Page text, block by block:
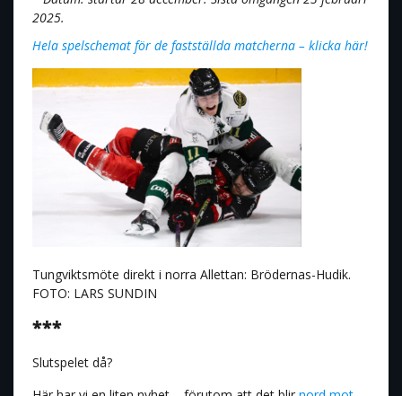
2025.
Hela spelschemat för de fastställda matcherna – klicka här!
Tungviktsmöte direkt i norra Allettan: Brödernas-Hudik.
FOTO: LARS SUNDIN
***
Slutspelet då?